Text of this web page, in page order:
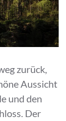
zurück,
Aussicht
und den
Der